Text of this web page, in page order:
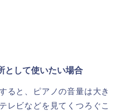
として使いたい場合
ると、ピアノの音量は大き
レビなどを見てくつろぐこ